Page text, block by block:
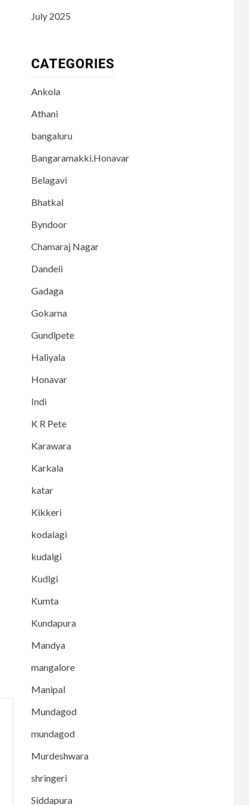
July 2025
CATEGORIES
Ankola
Athani
bangaluru
Bangaramakki.Honavar
Belagavi
Bhatkal
Byndoor
Chamaraj Nagar
Dandeli
Gadaga
Gokarna
Gundlpete
Haliyala
Honavar
Indi
K R Pete
Karawara
Karkala
katar
Kikkeri
kodalagi
kudalgi
Kudlgi
Kumta
Kundapura
Mandya
mangalore
Manipal
Mundagod
mundagod
Murdeshwara
shringeri
Siddapura